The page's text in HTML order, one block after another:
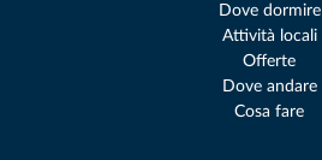
Dove dormire
Attività locali
Offerte
Dove andare
Cosa fare